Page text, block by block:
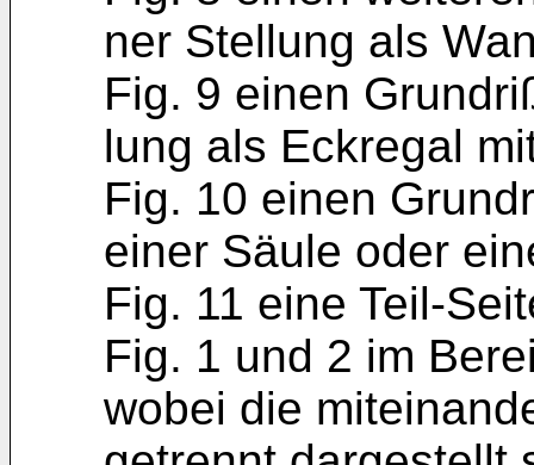
ner Stellung als
Fig. 9 einen
lung als Eckregal
Fig. 10 einen
einer Säule oder
Fig. 11 eine Teil-
Fig. 1 und 2 im
wobei die